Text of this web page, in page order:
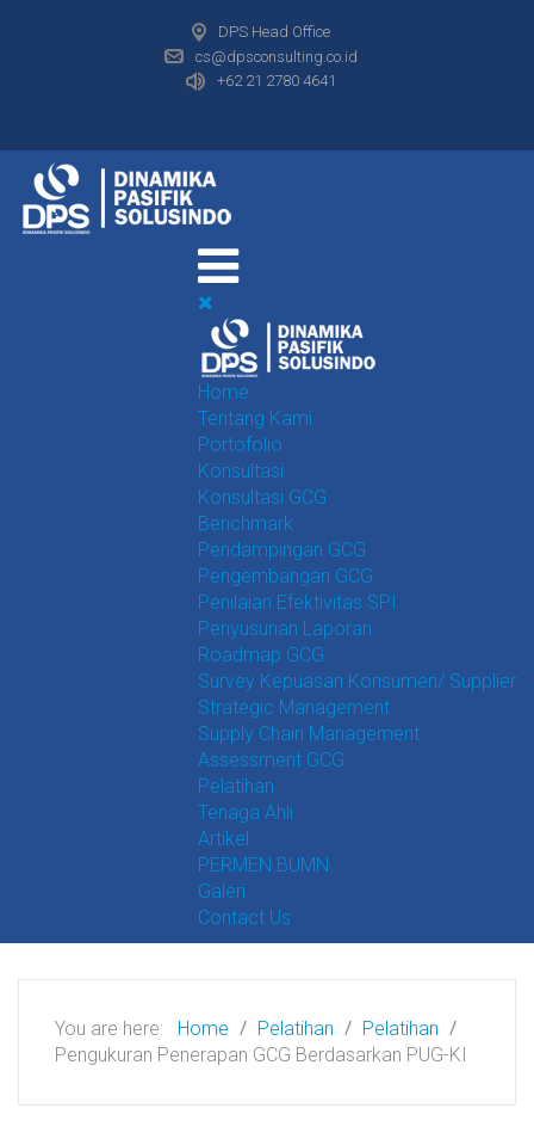
DPS Head Office
cs@dpsconsulting.co.id
+62 21 2780 4641
Home
Tentang Kami
Portofolio
Konsultasi
Konsultasi GCG
Benchmark
Pendampingan GCG
Pengembangan GCG
Penilaian Efektivitas SPI
Penyusunan Laporan
Roadmap GCG
Survey Kepuasan Konsumen/ Supplier
Strategic Management
Supply Chain Management
Assessment GCG
Pelatihan
Tenaga Ahli
Artikel
PERMEN BUMN
Galeri
Contact Us
You are here: Home Pelatihan
Pelatihan
Pengukuran Penerapan GCG Berdasarkan PUG-KI